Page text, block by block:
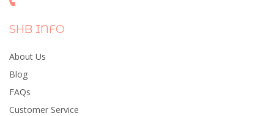
SHB INFO
About Us
Blog
FAQs
Customer Service